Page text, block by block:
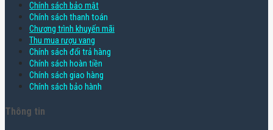
Chính sách bảo mật
Chính sách thanh toán
Chương trình khuyến mãi
Thu mua rượu vang
Chính sách đổi trả hàng
Chính sách hoàn tiền
Chính sách giao hàng
Chính sách bảo hành
Thông tin